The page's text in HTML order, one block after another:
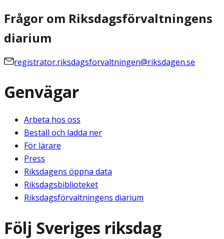
Frågor om Riksdagsförvaltningens
diarium
registrator.riksdagsforvaltningen@riksdagen.se
Genvägar
Arbeta hos oss
Beställ och ladda ner
För lärare
Press
Riksdagens öppna data
Riksdagsbiblioteket
Riksdagsförvaltningens diarium
Följ Sveriges riksdag